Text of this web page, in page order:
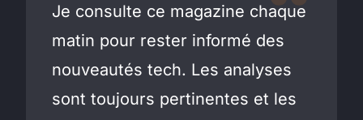
Je consulte ce magazine chaque
matin pour rester informé des
nouveautés tech. Les analyses
sont toujours pertinentes et les